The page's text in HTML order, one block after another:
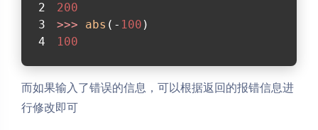
200
>>> abs (- 100 )
100
而如果输入了错误的信息，可以根据返回的报错信息进
行修改即可